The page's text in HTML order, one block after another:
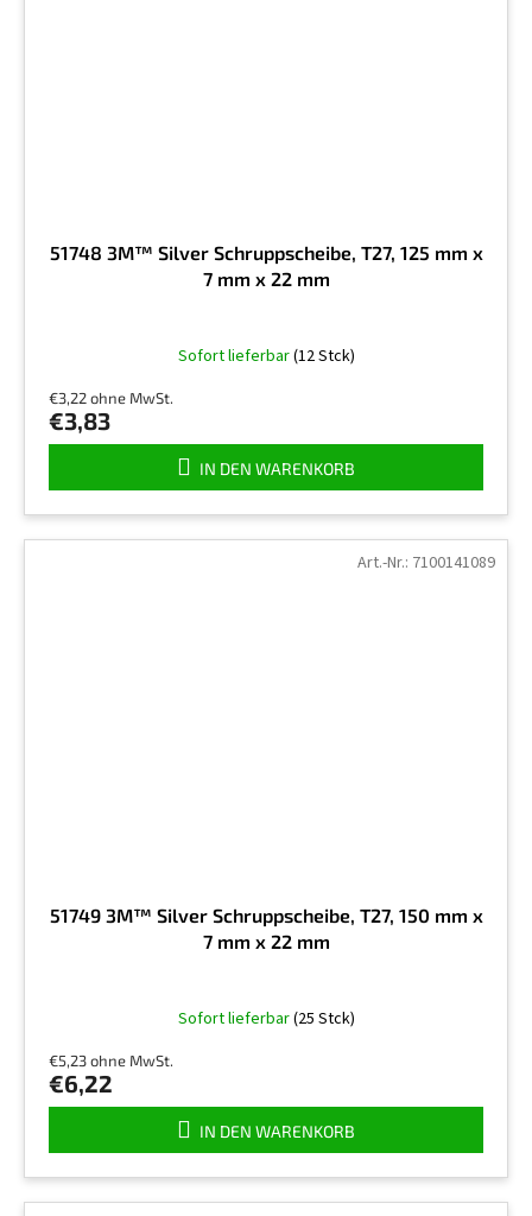
51748 3M™ Silver Schruppscheibe, T27, 125 mm x
7 mm x 22 mm
Sofort lieferbar(12 Stck)
€3,22 ohne MwSt.
€3,83
IN DEN WARENKORB
51749 3M™ Silver Schruppscheibe, T27, 150 mm x
7 mm x 22 mm
Sofort lieferbar(25 Stck)
€5,23 ohne MwSt.
€6,22
IN DEN WARENKORB
Art.-Nr.: 7100141089